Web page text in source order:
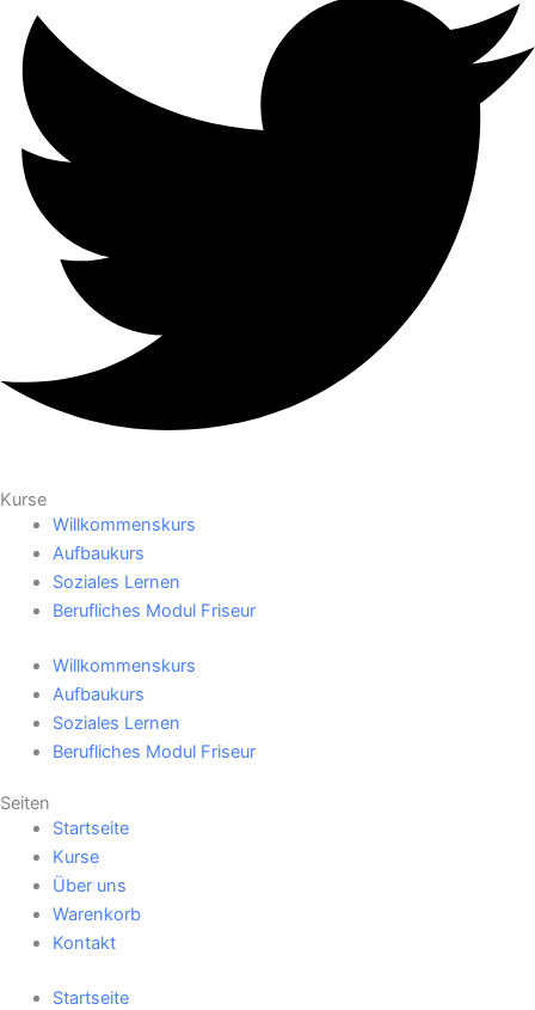
Kurse
Willkommenskurs
Aufbaukurs
Soziales Lernen
Berufliches Modul Friseur
Willkommenskurs
Aufbaukurs
Soziales Lernen
Berufliches Modul Friseur
Seiten
Startseite
Kurse
Über uns
Warenkorb
Kontakt
Startseite